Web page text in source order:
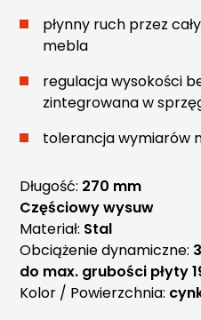
płynny ruch przez
mebla
regulacja wysokości
zintegrowana w
tolerancja wymiarów
Długość: 270 mm
Częściowy wysuw
Materiał: Stal
Obciążenie dynamiczne:
do max. grubości płyty
Kolor / Powierzchnia: